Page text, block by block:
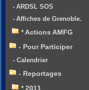
- ARDSL SOS
- Affiches de Grenoble.
* Actions AMFG
- Pour Participer
- Calendrier
- Reportages
* 2011